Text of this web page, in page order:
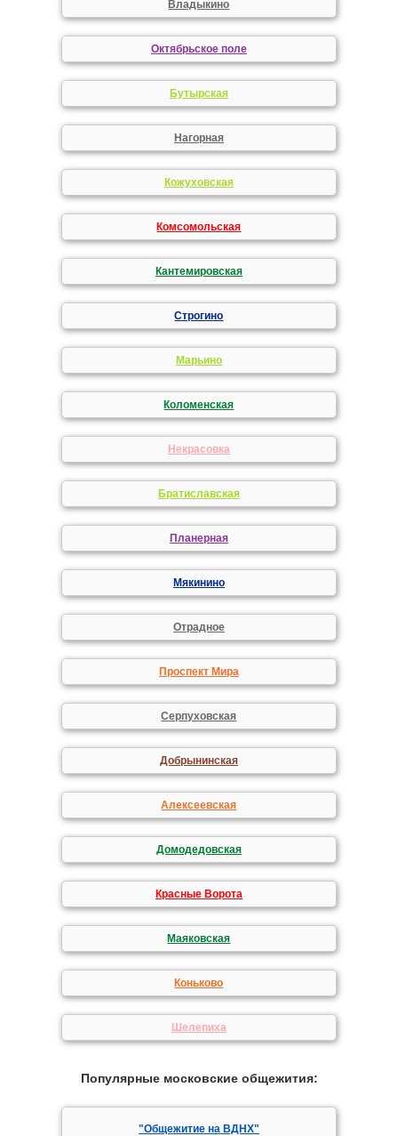
Владыкино
Октябрьское поле
Бутырская
Нагорная
Кожуховская
Комсомольская
Кантемировская
Строгино
Марьино
Коломенская
Некрасовка
Братиславская
Планерная
Мякинино
Отрадное
Проспект Мира
Серпуховская
Добрынинская
Алексеевская
Домодедовская
Красные Ворота
Маяковская
Коньково
Шелепиха
Популярные московские общежития:
"Общежитие на ВДНХ"